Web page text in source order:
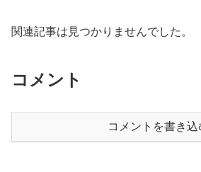
関連記事は見つかりませんでした。
コメント
コメントを書き込